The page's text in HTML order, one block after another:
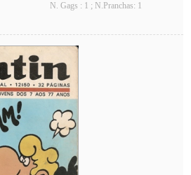
N. Gags : 1 ; N.Pranchas: 1